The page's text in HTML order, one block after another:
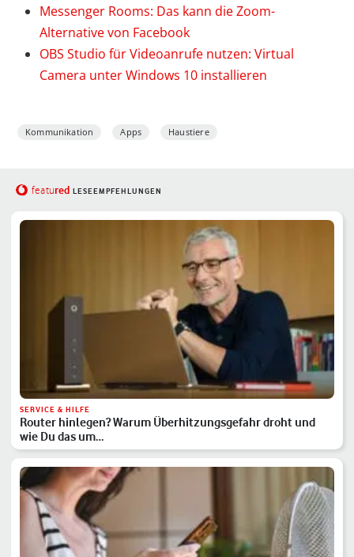
Messenger Rooms: Das kann die Zoom-
Alternative von Facebook
OBS Studio für Videoanrufe nutzen: Virtual
Camera unter Windows 10 installieren
Kommunikation Apps Haustiere
featured LESEEMPFEHLUNGEN
SERVICE & HILFE
Router hinlegen? Warum Überhitzungsgefahr droht und
wie Du das um…